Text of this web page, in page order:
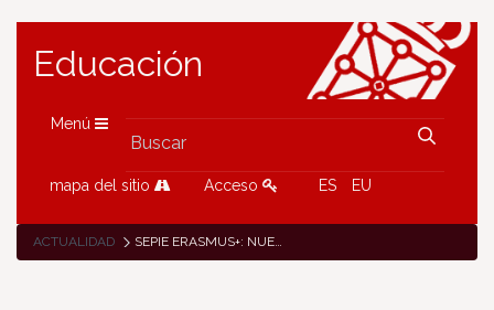
Educación
Menú
mapa del sitio Acceso ES EU
ACTUALIDAD SEPIE ERASMUS+: NUEVAS ACTIVIDADES DE FORMACIÓN Y COOPERACIÓN (TCA)